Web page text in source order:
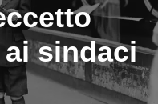
sindaci